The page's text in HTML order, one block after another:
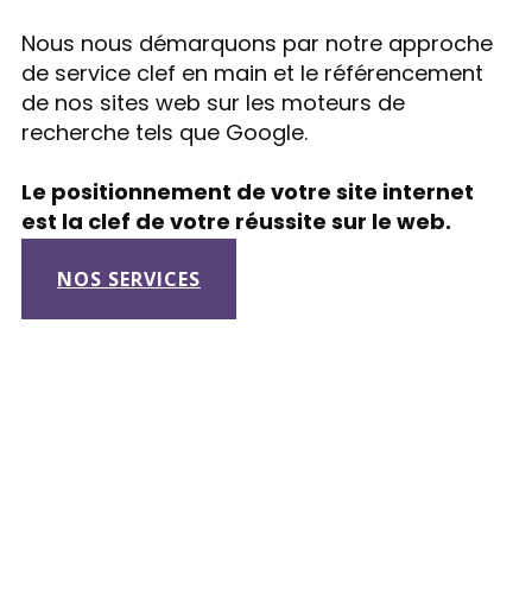
Nous nous démarquons par notre approche
de service clef en main et le référencement
de nos sites web sur les moteurs de
recherche tels que Google.
Le positionnement de votre site internet
est la clef de votre réussite sur le web.
NOS SERVICES